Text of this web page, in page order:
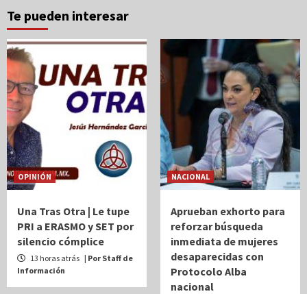
Te pueden interesar
OPINIÓN
Una Tras Otra | Le tupe
PRI a ERASMO y SET por
silencio cómplice
13 horas atrás | Por Staff de
Información
NACIONAL
Aprueban exhorto para
reforzar búsqueda
inmediata de mujeres
desaparecidas con
Protocolo Alba
nacional